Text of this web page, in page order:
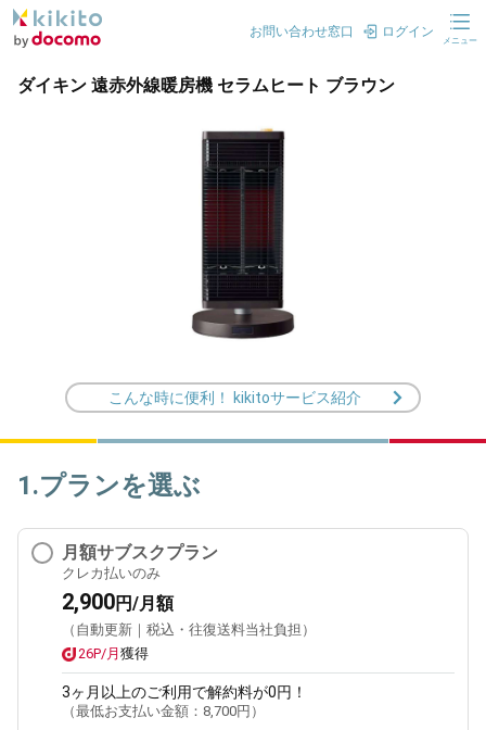
お問い合わせ窓口 ログイン
メニュー
ダイキン 遠赤外線暖房機 セラムヒート ブラウン
こんな時に便利！ kikitoサービス紹介
1.プランを選ぶ
月額サブスクプラン
クレカ払いのみ
2,900円/月額
（自動更新｜税込・往復送料当社負担）
26P/月 獲得
3ヶ月 以上のご利用で解約料が0円！
（最低お支払い金額： 8,700円 ）